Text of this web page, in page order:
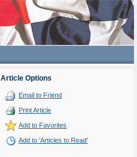
Article Options
Email to Friend
Print Article
Add to Favorites
Add to 'Articles to Read'